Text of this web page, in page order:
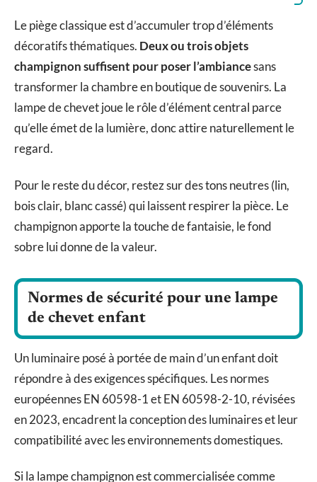
Le piège classique est d’accumuler trop d’éléments
décoratifs thématiques. Deux ou trois objets
champignon suffisent pour poser l’ambiancesans
transformer la chambre en boutique de souvenirs. La
lampe de chevet joue le rôle d’élément central parce
qu’elle émet de la lumière, donc attire naturellement le
regard.
Pour le reste du décor, restez sur des tons neutres (lin,
bois clair, blanc cassé) qui laissent respirer la pièce. Le
champignon apporte la touche de fantaisie, le fond
sobre lui donne de la valeur.
Normes de sécurité pour une lampe
de chevet enfant
Un luminaire posé à portée de main d’un enfant doit
répondre à des exigences spécifiques. Les normes
européennes EN 60598-1 et EN 60598-2-10, révisées
en 2023, encadrent la conception des luminaires et leur
compatibilité avec les environnements domestiques.
Si la lampe champignon est commercialisée comme